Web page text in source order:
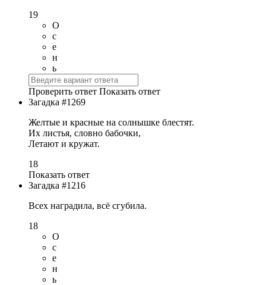
19
О
с
е
н
ь
Проверить ответ Показать ответ
Загадка #1269
Желтые и красные на солнышке блестят.
Их листья, словно бабочки,
Летают и кружат.
18
Показать ответ
Загадка #1216
Всех наградила, всё сгубила.
18
О
с
е
н
ь